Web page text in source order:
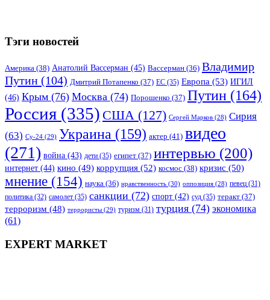
Тэги новостей
Америка (38) Анатолий Вассерман (45) Вассерман (36) Владимир
Путин (104) Дмитрий Потапенко (37) ЕС (35) Европа (53) ИГИЛ
(46) Крым (76) Москва (74) Порошенко (37) Путин (164)
Россия (335) США (127) Сергей Марков (28) Сирия
(63) Су-24 (29) Украина (159) актер (41) видео
(271) война (43) дети (35) египет (37) интервью (200)
интернет (44) кино (49) коррупция (52) космос (38) кризис (50)
мнение (154) наука (36) нравственность (30) оппозиция (28) певец (31)
политика (32) самолет (35) санкции (72) спорт (42) суд (35) теракт (37)
терроризм (48) террористы (29) туризм (31) турция (74) экономика
(61)
EXPERT MARKET